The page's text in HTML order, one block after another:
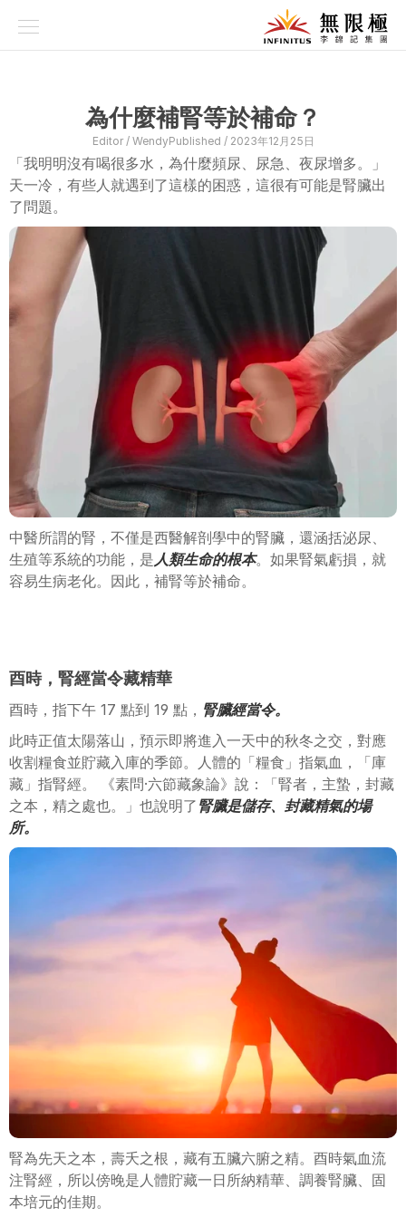
品牌系列
資訊專欄
產品專區
為什麼補腎等於補命？
Editor / WendyPublished / 2023年12月25日
「我明明沒有喝很多水，為什麼頻尿、尿急、夜尿增多。」
天一冷，有些人就遇到了這樣的困惑，這很有可能是腎臟出
了問題。
中醫所謂的腎，不僅是西醫解剖學中的腎臟，還涵括泌尿、
生殖等系統的功能，是 人類生命的根本。如果腎氣虧損，就
容易生病老化。因此，補腎等於補命。
酉時，腎經當令藏精華
酉時，指下午 17 點到 19 點， 腎臟經當令。
此時正值太陽落山，預示即將進入一天中的秋冬之交，對應
收割糧食並貯藏入庫的季節。人體的「糧食」指氣血，「庫
藏」指腎經。 《素問·六節藏象論》說：「腎者，主蟄，封藏
之本，精之處也。」也說明了 腎臟是儲存、封藏精氣的場
所。
腎為先天之本，壽夭之根，藏有五臟六腑之精。酉時氣血流
注腎經，所以傍晚是人體貯藏一日所納精華、調養腎臟、固
本培元的佳期。